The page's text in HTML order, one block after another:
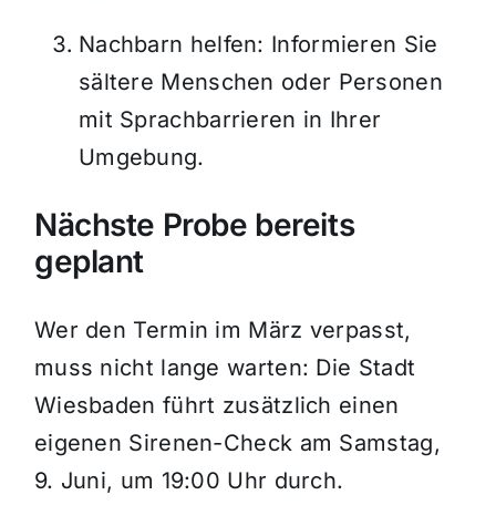
Nachbarn helfen: Informieren Sie
sältere Menschen oder Personen
mit Sprachbarrieren in Ihrer
Umgebung.
Nächste Probe bereits
geplant
Wer den Termin im März verpasst,
muss nicht lange warten: Die Stadt
Wiesbaden führt zusätzlich einen
eigenen Sirenen-Check am Samstag,
9. Juni, um 19:00 Uhr durch.